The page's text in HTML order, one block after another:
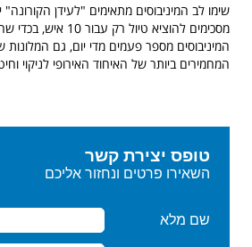
מסכימים להוציא
המיניבוסים מספר פעמים מדי יום, גם המלונות
המחמירים ביותר של האיחוד האירופי לניקוי